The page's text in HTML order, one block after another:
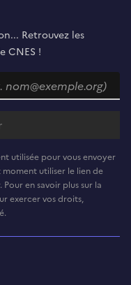
Retrouvez les
CNES !
utilisée pour vous envoyer
moment utiliser le lien de
en savoir plus sur la
exercer vos droits,